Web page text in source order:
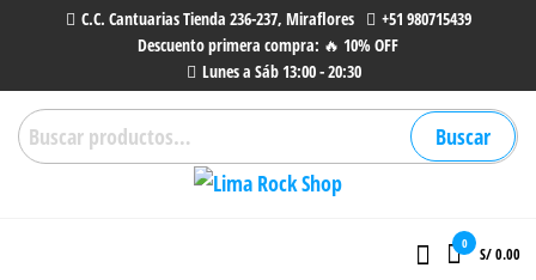
C.C. Cantuarias Tienda 236-237, Miraflores
+51 980715439
Descuento primera compra: 🔥 10% OFF
Lunes a Sáb 13:00 - 20:30
Buscar
por:
Buscar
Joyas de Acero | Tienda de
Música de Vinilos, CDs y más.
0
S/ 0.00